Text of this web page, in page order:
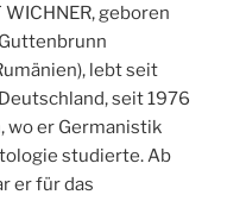
WICHNER, geboren
lebt seit
seit 1976
wo er Germanistik
studierte. Ab
er für das